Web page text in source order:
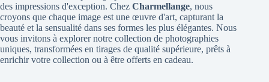
des impressions d'exception. Chez Charmellange, nous
croyons que chaque image est une œuvre d'art, capturant la
beauté et la sensualité dans ses formes les plus élégantes. Nous
vous invitons à explorer notre collection de photographies
uniques, transformées en tirages de qualité supérieure, prêts à
enrichir votre collection ou à être offerts en cadeau.